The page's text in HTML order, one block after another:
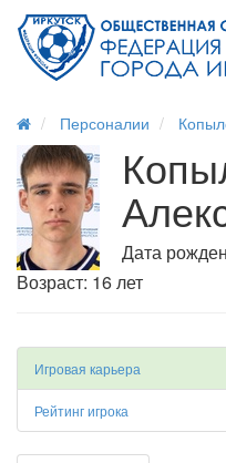
Персоналии
Дата
Возраст: 16 лет
Игровая карьера
Рейтинг игрока